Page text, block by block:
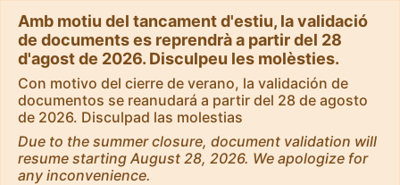
Amb motiu del tancament d'estiu, la validació
de documents es reprendrà a partir del 28
d'agost de 2026. Disculpeu les molèsties.
Con motivo del cierre de verano, la validación de
documentos se reanudará a partir del 28 de agosto
de 2026. Disculpad las molestias
Due to the summer closure, document validation will
resume starting August 28, 2026. We apologize for
any inconvenience.